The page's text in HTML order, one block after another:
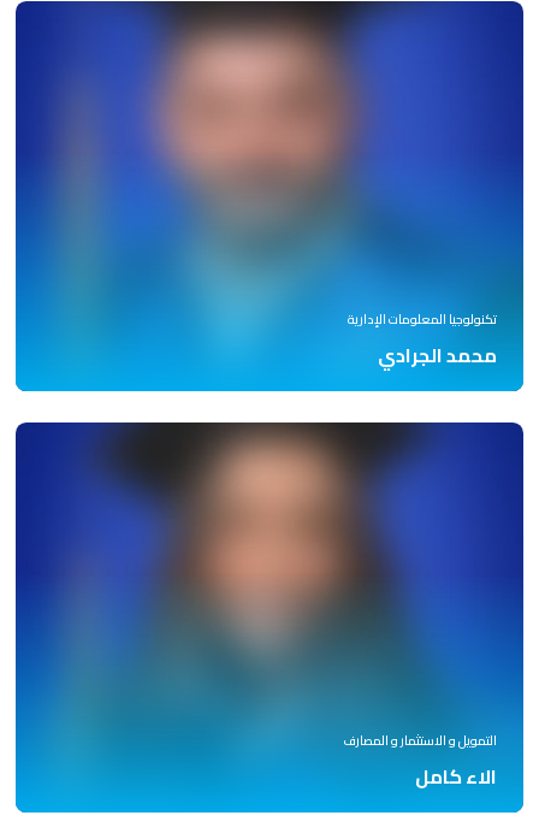
تكنولوجيا المعلومات الإدارية
محمد الجرادي
التمويل و الاستثمار و المصارف
الاء كامل